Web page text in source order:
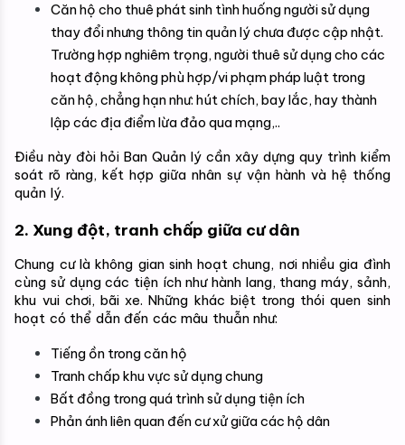
Căn hộ cho thuê phát sinh tình huống người sử dụng
thay đổi nhưng thông tin quản lý chưa được cập nhật.
Trường hợp nghiêm trọng, người thuê sử dụng cho các
hoạt động không phù hợp/vi phạm pháp luật trong
căn hộ, chẳng hạn như: hút chích, bay lắc, hay thành
lập các địa điểm lừa đảo qua mạng,..
Điều này đòi hỏi Ban Quản lý cần xây dựng quy trình kiểm
soát rõ ràng, kết hợp giữa nhân sự vận hành và hệ thống
quản lý.
2. Xung đột, tranh chấp giữa cư dân
Chung cư là không gian sinh hoạt chung, nơi nhiều gia đình
cùng sử dụng các tiện ích như hành lang, thang máy, sảnh,
khu vui chơi, bãi xe. Những khác biệt trong thói quen sinh
hoạt có thể dẫn đến các mâu thuẫn như:
Tiếng ồn trong căn hộ
Tranh chấp khu vực sử dụng chung
Bất đồng trong quá trình sử dụng tiện ích
Phản ánh liên quan đến cư xử giữa các hộ dân